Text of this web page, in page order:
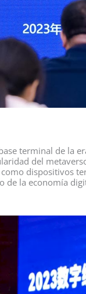
terminal de la
del
dispositivos
la economía